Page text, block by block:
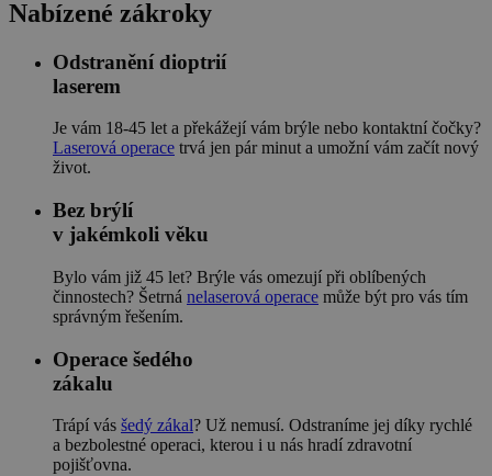
Nabízené zákroky
Odstranění dioptrií
laserem
Je vám 18-45 let a překážejí vám brýle nebo kontaktní čočky?
Laserová operace trvá jen pár minut a umožní vám začít nový
život.
Bez brýlí
v jakémkoli věku
Bylo vám již 45 let? Brýle vás omezují při oblíbených
činnostech? Šetrná nelaserová operace může být pro vás tím
správným řešením.
Operace šedého
zákalu
Trápí vás šedý zákal? Už nemusí. Odstraníme jej díky rychlé
a bezbolestné operaci, kterou i u nás hradí zdravotní
pojišťovna.